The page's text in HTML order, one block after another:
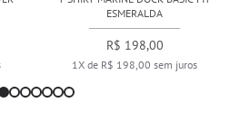
ESMERALDA
R$ 198,00
1X de R$ 198,00 sem juros